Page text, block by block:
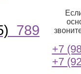
789
+7
+7